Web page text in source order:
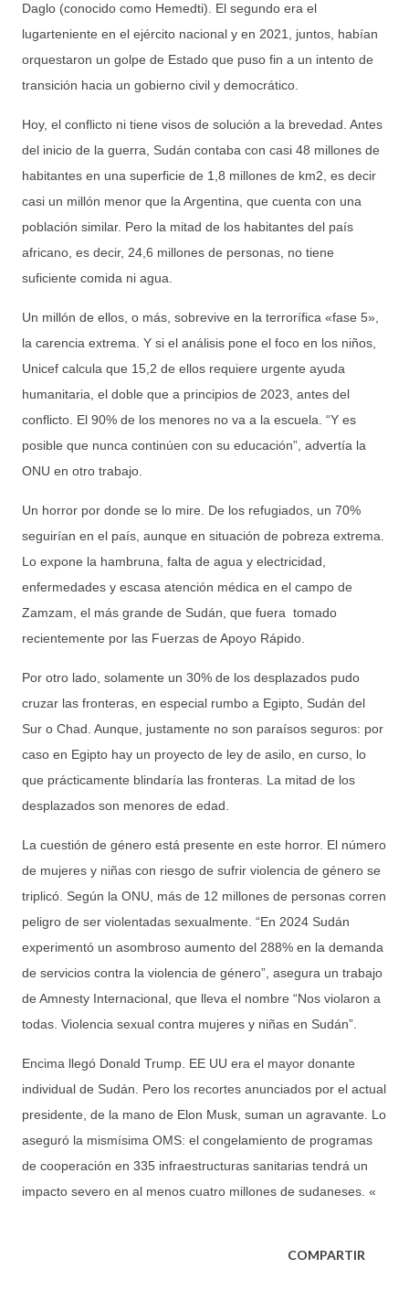
Daglo (conocido como Hemedti). El segundo era el
lugarteniente en el ejército nacional y en 2021, juntos, habían
orquestaron un golpe de Estado que puso fin a un intento de
transición hacia un gobierno civil y democrático.
Hoy, el conflicto ni tiene visos de solución a la brevedad. Antes
del inicio de la guerra, Sudán contaba con casi 48 millones de
habitantes en una superficie de 1,8 millones de km2, es decir
casi un millón menor que la Argentina, que cuenta con una
población similar. Pero la mitad de los habitantes del país
africano, es decir, 24,6 millones de personas, no tiene
suficiente comida ni agua.
Un millón de ellos, o más, sobrevive en la terrorífica «fase 5»,
la carencia extrema. Y si el análisis pone el foco en los niños,
Unicef calcula que 15,2 de ellos requiere urgente ayuda
humanitaria, el doble que a principios de 2023, antes del
conflicto. El 90% de los menores no va a la escuela. “Y es
posible que nunca continúen con su educación”, advertía la
ONU en otro trabajo.
Un horror por donde se lo mire. De los refugiados, un 70%
seguirían en el país, aunque en situación de pobreza extrema.
Lo expone la hambruna, falta de agua y electricidad,
enfermedades y escasa atención médica en el campo de
Zamzam, el más grande de Sudán, que fuera tomado
recientemente por las Fuerzas de Apoyo Rápido.
Por otro lado, solamente un 30% de los desplazados pudo
cruzar las fronteras, en especial rumbo a Egipto, Sudán del
Sur o Chad. Aunque, justamente no son paraísos seguros: por
caso en Egipto hay un proyecto de ley de asilo, en curso, lo
que prácticamente blindaría las fronteras. La mitad de los
desplazados son menores de edad.
La cuestión de género está presente en este horror. El número
de mujeres y niñas con riesgo de sufrir violencia de género se
triplicó. Según la ONU, más de 12 millones de personas corren
peligro de ser violentadas sexualmente. “En 2024 Sudán
experimentó un asombroso aumento del 288% en la demanda
de servicios contra la violencia de género”, asegura un trabajo
de Amnesty Internacional, que lleva el nombre “Nos violaron a
todas. Violencia sexual contra mujeres y niñas en Sudán”.
Encima llegó Donald Trump. EE UU era el mayor donante
individual de Sudán. Pero los recortes anunciados por el actual
presidente, de la mano de Elon Musk, suman un agravante. Lo
aseguró la mismísima OMS: el congelamiento de programas
de cooperación en 335 infraestructuras sanitarias tendrá un
impacto severo en al menos cuatro millones de sudaneses. «
COMPARTIR